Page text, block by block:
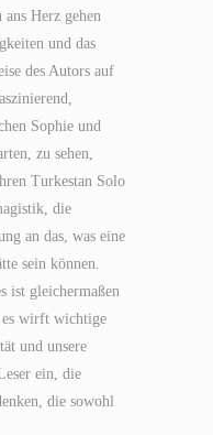
Herz gehen
und das
des Autors auf
Sophie und
zu sehen,
Turkestan Solo
die
an das, was eine
sein können.
ist gleichermaßen
es wirft wichtige
und unsere
ein, die
die sowohl